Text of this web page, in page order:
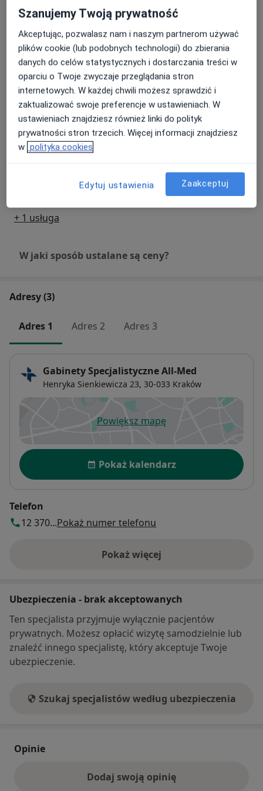
Konsultacja kardiologiczna + EKG
200 zł Szczegóły Umów wizytę
ECHO serca
180 zł Szczegóły Umów wizytę
ECHO serca dorośli
180 zł Szczegóły Umów wizytę
Szczegóły Umów wizytę
+ 1 usługa
W jaki sposób ustalane są ceny?
Adresy (3)
Adres 1 Adres 2 Adres 3
Gabinety Specjalistyczne All-Med
Henryka Sienkiewicza 23, 30-033 Kraków
Powiększ mapęotwiera się w nowej karcie
Dostępność
Pokaż kalendarz
Telefon
12 370...Pokaż numer telefonu
Pokaż więcej
o adresie
Ubezpieczenia - brak akceptowanych
Ten specjalista przyjmuje wyłącznie pacjentów
prywatnych. Możesz opłacić wizytę samodzielnie lub
znaleźć innego specjalistę, który akceptuje Twoje
ubezpieczenie.
Szukaj specjalistów według ubezpieczenia
Opinie
Dodaj swoją opinię
Szanujemy Twoją prywatność
Akceptując, pozwalasz nam i naszym partnerom używać
plików cookie (lub podobnych technologii) do zbierania
danych do celów statystycznych i dostarczania treści w
oparciu o Twoje zwyczaje przeglądania stron
internetowych. W każdej chwili możesz sprawdzić i
zaktualizować swoje preferencje w ustawieniach. W
ustawieniach znajdziesz również linki do polityk
prywatności stron trzecich. Więcej informacji znajdziesz
w polityka cookies
Edytuj ustawienia Zaakceptuj